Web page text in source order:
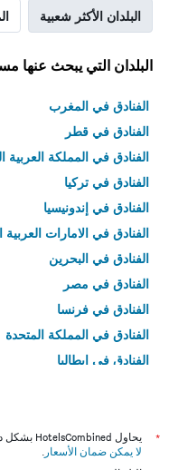
البلدان الأكثر شعبية
البلدان التي يبحث عنها
الفنادق في المغرب
الفنادق في قطر
الفنادق في المملكة العربية
الفنادق في تركيا
الفنادق في إندونيسيا
الفنادق في الامارات العربية
الفنادق في البحرين
الفنادق في مصر
الفنادق في فرنسا
الفنادق في المملكة المتحدة
الفنادق في إيطاليا
*
يحاول HotelsCombined بشكل دائم الحصول على الأسعار الدقيقة، ولكن
لا يمكن ضمان الأسعار .